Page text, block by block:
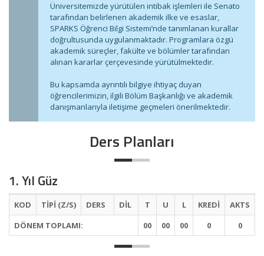
Üniversitemizde yürütülen intibak işlemleri ile Senato
tarafından belirlenen akademik ilke ve esaslar,
SPARKS Öğrenci Bilgi Sistemi’nde tanımlanan kurallar
doğrultusunda uygulanmaktadır. Programlara özgü
akademik süreçler, fakülte ve bölümler tarafından
alınan kararlar çerçevesinde yürütülmektedir.
Bu kapsamda ayrıntılı bilgiye ihtiyaç duyan
öğrencilerimizin, ilgili Bölüm Başkanlığı ve akademik
danışmanlarıyla iletişime geçmeleri önerilmektedir.
Ders Planları
1. Yıl Güz
KOD TİPİ (Z/S) DERS DİL T U L KREDİ
AKTS
DÖNEM TOPLAMI:
00 00 00 0 0